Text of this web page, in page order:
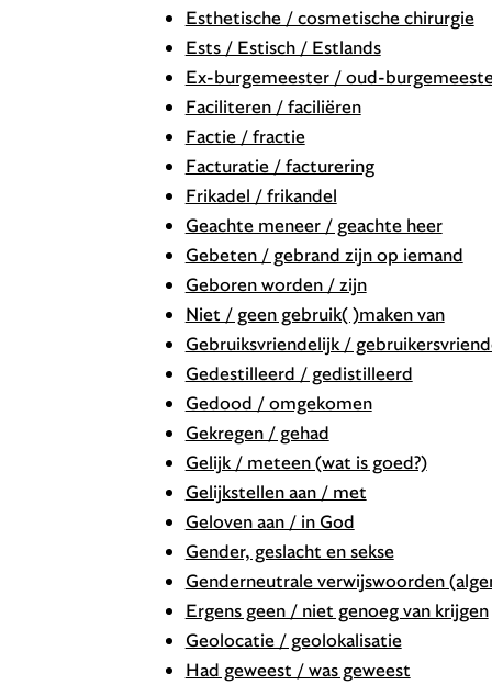
Esthetische / cosmetische chirurgie
Ests / Estisch / Estlands
Ex-burgemeester / oud-
Faciliteren / faciliëren
Factie / fractie
Facturatie / facturering
Frikadel / frikandel
Geachte meneer / geachte heer
Gebeten / gebrand zijn op iemand
Geboren worden / zijn
Niet / geen gebruik( )maken van
Gebruiksvriendelijk /
Gedestilleerd / gedistilleerd
Gedood / omgekomen
Gekregen / gehad
Gelijk / meteen (wat is goed?)
Gelijkstellen aan / met
Geloven aan / in God
Gender, geslacht en sekse
Genderneutrale verwijswoorden
Ergens geen / niet genoeg van krijgen
Geolocatie / geolokalisatie
Had geweest / was geweest